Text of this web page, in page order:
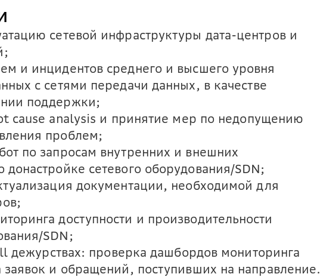
сетевой инфраструктуры дата-центров и
и инцидентов среднего и высшего уровня
с сетями передачи данных, в качестве
поддержки;
cause analysis и принятие мер по недопущению
проблем;
по запросам внутренних и внешних
донастройке сетевого оборудования/SDN;
документации, необходимой для
доступности и производительности
SDN;
дежурствах: проверка дашбордов мониторинга
заявок и обращений, поступивших на направление.